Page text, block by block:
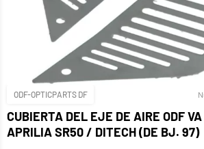
ODF-OPTICPARTS DF
CUBIERTA DEL EJE DE AIRE ODF
APRILIA SR50 / DITECH (DE BJ. 97)